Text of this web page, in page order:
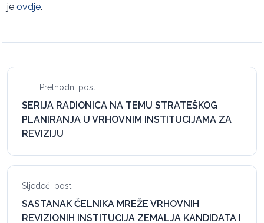
je ovdje.
Prethodni post
SERIJA RADIONICA NA TEMU STRATEŠKOG
PLANIRANJA U VRHOVNIM INSTITUCIJAMA ZA
REVIZIJU
Sljedeći post
SASTANAK ČELNIKA MREŽE VRHOVNIH
REVIZIONIH INSTITUCIJA ZEMALJA KANDIDATA I